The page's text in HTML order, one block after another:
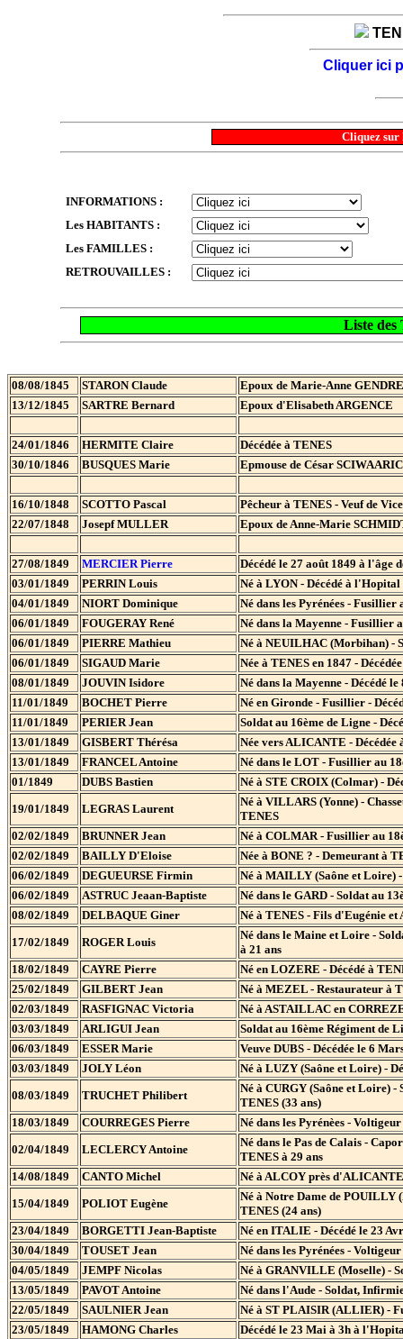
Cliquer ici
Cliquez sur
INFORMATIONS :
Les HABITANTS :
Les FAMILLES :
RETROUVAILLES :
Liste des
08/08/1845 STARON Claude
Epoux de Marie-Anne GENDRE
13/12/1845
SARTRE Bernard Epoux d'Elisabeth ARGENCE
24/01/1846 HERMITE Claire
Décédée à TENES
30/10/1846
BUSQUES Marie Epmouse de César
16/10/1848 SCOTTO Pascal
Pêcheur à TENES - Veuf de
22/07/1848
Josepf MULLER Epoux de Anne-Marie
27/08/1849 MERCIER Pierre
Décédé le 27 août 1849 à l'âge
03/01/1849
PERRIN Louis
Né à LYON - Décédé à
04/01/1849
NIORT Dominique
Né dans les Pyrénées - Fusillier
06/01/1849
FOUGERAY René
Né dans la Mayenne - Fusillier
06/01/1849
PIERRE Mathieu
Né à NEUILHAC (Morbihan) -
06/01/1849
SIGAUD Marie
Née à TENES en 1847 -
08/01/1849
JOUVIN Isidore
Né dans la Mayenne - Décédé
11/01/1849
BOCHET Pierre
Né en Gironde - Fusillier -
11/01/1849
PERIER Jean
Soldat au 16ème de Ligne -
13/01/1849
GISBERT Thérésa
Née vers ALICANTE -
13/01/1849
FRANCEL Antoine
Né dans le LOT - Fusillier au
01/1849
DUBS Bastien
Né à STE CROIX (Colmar) -
19/01/1849
LEGRAS Laurent
Né à VILLARS (Yonne) -
TENES
02/02/1849
BRUNNER Jean
Né à COLMAR - Fusillier au
02/02/1849
BAILLY D'Eloise
Née à BONE ? - Demeurant à
06/02/1849
DEGUEURSE Firmin
Né à MAILLY (Saône et Loire)
06/02/1849
ASTRUC Jeaan-Baptiste
Né dans le GARD - Soldat au
08/02/1849
DELBAQUE Giner
Né à TENES - Fils d'Eugénie
17/02/1849
ROGER Louis
Né dans le Maine et Loire -
à 21 ans
18/02/1849
CAYRE Pierre
Né en LOZERE - Décédé à
25/02/1849
GILBERT Jean
Né à MEZEL - Restaurateur à
02/03/1849
RASFIGNAC Victoria
Né à ASTAILLAC en
03/03/1849
ARLIGUI Jean
Soldat au 16ème Régiment de
06/03/1849
ESSER Marie
Veuve DUBS - Décédée le 6
03/03/1849
JOLY Léon
Né à LUZY (Saône et Loire) -
08/03/1849
TRUCHET Philibert
Né à CURGY (Saône et Loire)
TENES (33 ans)
18/03/1849
COURREGES Pierre
Né dans les Pyrénèes -
02/04/1849
LECLERCY Antoine
Né dans le Pas de Calais -
TENES à 29 ans
14/08/1849
CANTO Michel
Né à ALCOY près d'ALICANTE
15/04/1849
POLIOT Eugène
Né à Notre Dame de POUILLY
TENES (24 ans)
23/04/1849
BORGETTI Jean-Baptiste
Né en ITALIE - Décédé le 23
30/04/1849
TOUSET Jean
Né dans les Pyrénées -
04/05/1849
JEMPF Nicolas
Né à GRANVILLE (Moselle) -
13/05/1849
PAVOT Antoine
Né dans l'Aude - Soldat,
22/05/1849
SAULNIER Jean
Né à ST PLAISIR (ALLIER) -
23/05/1849
HAMONG Charles
Décédé le 23 Mai à 3h à